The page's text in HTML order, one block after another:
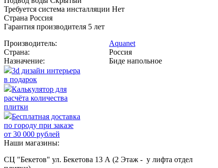
Требуется система инсталляции Нет
Страна Россия
Гарантия производителя 5 лет
Производитель:
Aquanet
Страна:
Россия
Назначение:
Биде напольное
3d дизайн интерьера
в подарок
Калькулятор для
расчёта количества
плитки
Бесплатная доставка
по городу при заказе
от 30 000 рублей
Наши магазины:
СЦ "Бекетов" ул. Бекетова 13 А (2 Этаж - у лифта отдел